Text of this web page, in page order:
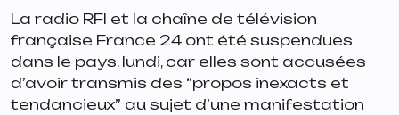
La radio RFI et la chaîne de télévision
française France 24 ont été suspendues
dans le pays, lundi, car elles sont accusées
d’avoir transmis des “propos inexacts et
tendancieux” au sujet d’une manifestation